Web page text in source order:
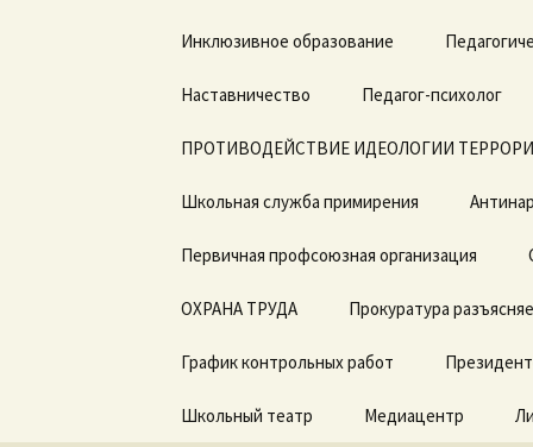
Структура и органы
управления
организацией
Документы
Образование
Образовательные
стандарты и
Общая информация о
центре «Точка роста»
Образовательные
техническая база
Режим занятий
Мероприятия
Инклюзивное образование
Дорожная карта по
ДОГОВОРЫ о
Наставничество Педагог-психолог
ПРОТИВОДЕЙСТВИЕ ИДЕОЛОГИИ
Школьная служба примирения
Первичная профсоюзная организация
ОХРАНА ТРУДА Прокуратура
График контрольных работ
Школьный театр Медиацентр